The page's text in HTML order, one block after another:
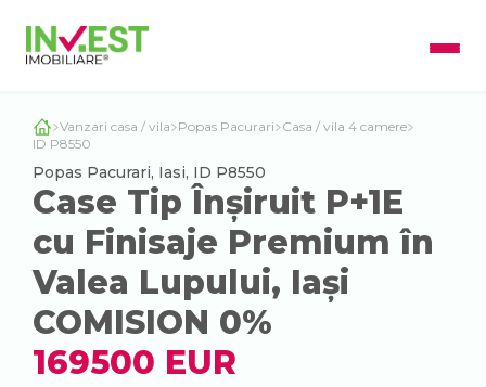
Vanzari casa / vila Popas Pacurari Casa / vila 4 camere
ID P8550
Popas Pacurari, Iasi, ID P8550
Case Tip Înșiruit P+1E
cu Finisaje Premium în
Valea Lupului, Iași
COMISION 0%
169500 EUR